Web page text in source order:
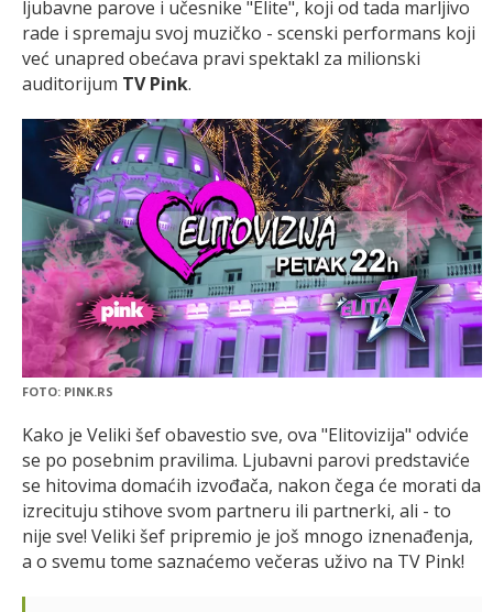
ljubavne parove i učesnike "Elite", koji od tada marljivo
rade i spremaju svoj muzičko - scenski performans koji
već unapred obećava pravi spektakl za milionski
auditorijum TV Pink.
FOTO: PINK.RS
Kako je Veliki šef obavestio sve, ova "Elitovizija" odviće
se po posebnim pravilima. Ljubavni parovi predstaviće
se hitovima domaćih izvođača, nakon čega će morati da
izrecituju stihove svom partneru ili partnerki, ali - to
nije sve! Veliki šef pripremio je još mnogo iznenađenja,
a o svemu tome saznaćemo večeras uživo na TV Pink!